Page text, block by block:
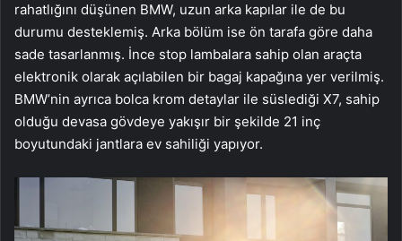
rahatlığını düşünen BMW, uzun arka kapılar ile de bu
durumu desteklemiş. Arka bölüm ise ön tarafa göre daha
sade tasarlanmış. İnce stop lambalara sahip olan araçta
elektronik olarak açılabilen bir bagaj kapağına yer verilmiş.
BMW’nin ayrıca bolca krom detaylar ile süslediği X7, sahip
olduğu devasa gövdeye yakışır bir şekilde 21 inç
boyutundaki jantlara ev sahiliği yapıyor.